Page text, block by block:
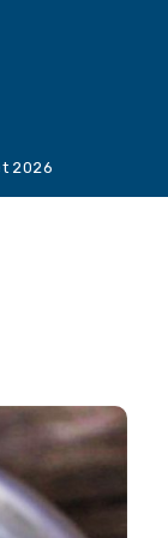
2026